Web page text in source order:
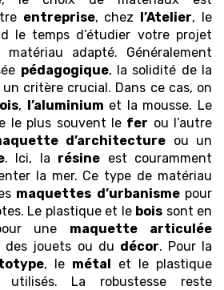
entreprise, chez l’Atelier, le
le temps d’étudier votre projet
adapté. Généralement
pédagogique, la solidité de la
un critère crucial. Dans ce cas, on
, l’aluminium et la mousse. Le
le plus souvent le fer ou l’autre
d’architecture ou un
. Ici, la résine est couramment
la mer. Ce type de matériau
maquettes d’urbanismepour
Le plastique et le bois sont en
une maquette
articulée
des jouets ou du décor. Pour la
, le métal et le plastique
utilisés. La robustesse reste